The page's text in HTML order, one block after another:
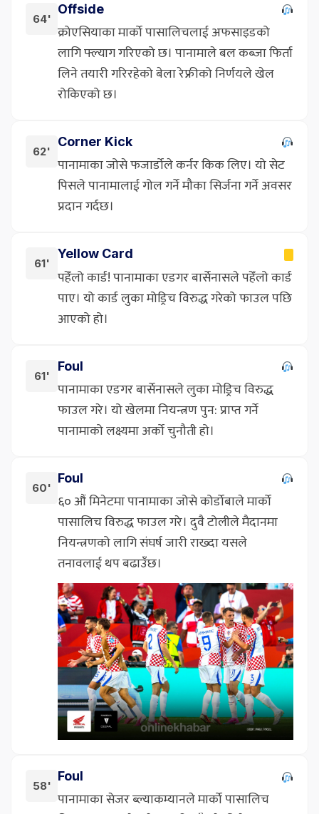
64'
Offside
क्रोएसियाका मार्को पासालिचलाई अफसाइडको
लागि फ्ल्याग गरिएको छ। पानामाले बल कब्जा फिर्ता
लिने तयारी गरिरहेको बेला रेफ्रीको निर्णयले खेल
रोकिएको छ।
62'
Corner Kick
पानामाका जोसे फजार्डोले कर्नर किक लिए। यो सेट
पिसले पानामालाई गोल गर्ने मौका सिर्जना गर्ने अवसर
प्रदान गर्दछ।
61'
Yellow Card
पहेँलो कार्ड! पानामाका एडगर बार्सेनासले पहेँलो कार्ड
पाए। यो कार्ड लुका मोड्रिच विरुद्ध गरेको फाउल पछि
आएको हो।
61'
Foul
पानामाका एडगर बार्सेनासले लुका मोड्रिच विरुद्ध
फाउल गरे। यो खेलमा नियन्त्रण पुन: प्राप्त गर्ने
पानामाको लक्ष्यमा अर्को चुनौती हो।
60'
Foul
६० औं मिनेटमा पानामाका जोसे कोर्डोबाले मार्को
पासालिच विरुद्ध फाउल गरे। दुवै टोलीले मैदानमा
नियन्त्रणको लागि संघर्ष जारी राख्दा यसले
तनावलाई थप बढाउँछ।
58'
Foul
पानामाका सेजर ब्ल्याकम्यानले मार्को पासालिच